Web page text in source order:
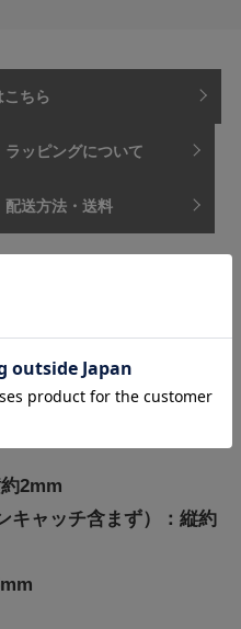
ちら
ラッピングについて
配送方法・送料
2mm
ャッチ含まず）：縦約